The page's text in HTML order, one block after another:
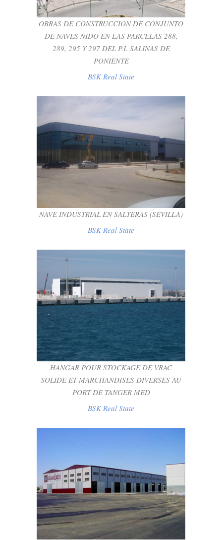
SALINAS DE PONIENTE
BSK Real State
OBRAS DE CONSTRUCCION DE CONJUNTO
DE NAVES NIDO EN LAS PARCELAS 288,
289, 295 Y 297 DEL P.I. SALINAS DE
PONIENTE
BSK Real State
NAVE INDUSTRIAL EN SALTERAS
(SEVILLA)
NAVE INDUSTRIAL EN SALTERAS (SEVILLA)
BSK Real State
HANGAR POUR STOCKAGE DE VRAC
SOLIDE ET MARCHANDISES DIVERSES
AU PORT DE TANGER MED
BSK Real State
HANGAR POUR STOCKAGE DE VRAC
SOLIDE ET MARCHANDISES DIVERSES AU
PORT DE TANGER MED
BSK Real State
NAVE INDUSTRIAL PARA INDUSTRIA DE
VIGAS Y GALVANIZADO EN P. I.
CAÑADAANCHA
BSK Real State